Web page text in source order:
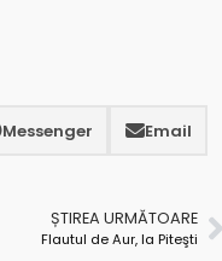
Messenger Email
ȘTIREA URMĂTOARE
Flautul de Aur, la Piteşti